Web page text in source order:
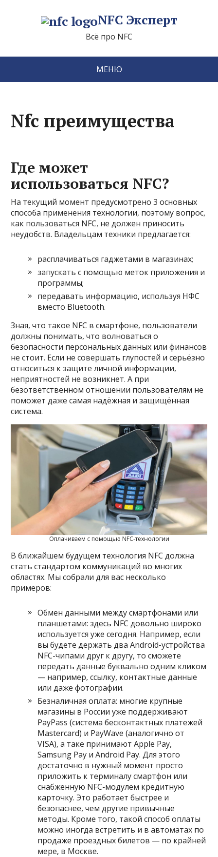
NFC Эксперт
Всё про NFC
МЕНЮ
Nfc преимущества
Где может
использоваться NFC?
На текущий момент предусмотрено 3 основных
способа применения технологии, поэтому вопрос,
как пользоваться NFC, не должен приносить
неудобств. Владельцам техники предлагается:
расплачиваться гаджетами в магазинах;
запускать с помощью меток приложения и
программы;
передавать информацию, используя НФС
вместо Bluetooth.
Зная, что такое NFC в смартфоне, пользователи
должны понимать, что волноваться о
безопасности персональных данных или финансов
не стоит. Если не совершать глупостей и серьёзно
относиться к защите личной информации,
неприятностей не возникнет. А при
безответственном отношении пользователям не
поможет даже самая надёжная и защищённая
система.
Оплачиваем с помощью NFC-технологии
В ближайшем будущем технология NFC должна
стать стандартом коммуникаций во многих
областях. Мы собрали для вас несколько
примеров:
Обмен данными между смартфонами или
планшетами: здесь NFC довольно широко
используется уже сегодня. Например, если
вы будете держать два Android-устройства
NFC-чипами друг к другу, то сможете
передать данные буквально одним кликом
— например, ссылку, контактные данные
или даже фотографии.
Безналичная оплата: многие крупные
магазины в России уже поддерживают
PayPass (система бесконтактных платежей
Mastercard) и PayWave (аналогично от
VISA), а таке принимают Apple Pay,
Samsung Pay и Android Pay. Для этого
достаточно в нужный момент просто
приложить к терминалу смартфон или
снабженную NFC-модулем кредитную
карточку. Это работает быстрее и
безопаснее, чем другие привычные
методы. Кроме того, такой способ оплаты
можно иногда встретить и в автоматах по
продаже проездных билетов — по крайней
мере, в Москве.